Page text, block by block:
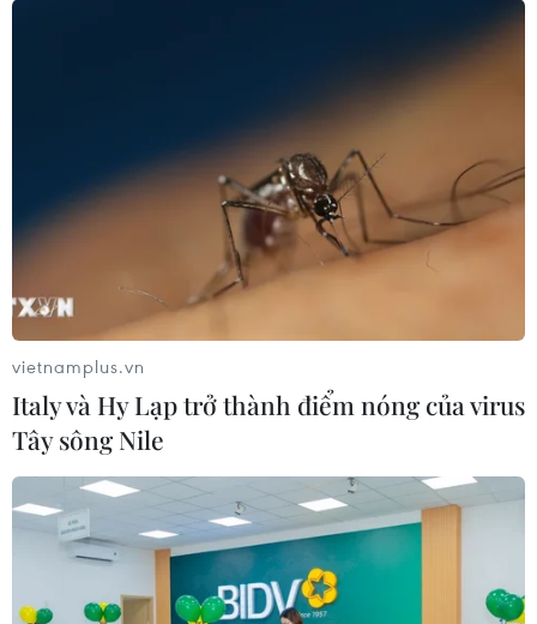
vietnamplus.vn
Italy và Hy Lạp trở thành điểm nóng của virus
Tây sông Nile